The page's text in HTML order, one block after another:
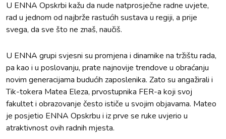
U ENNA Opskrbi kažu da nude natprosječne radne uvjete,
rad u jednom od najbrže rastućih sustava u regiji, a prije
svega, da sve što ne znaš, naučiš.
U ENNA grupi svjesni su promjena i dinamike na tržištu rada,
pa kao i u poslovanju, prate najnovije trendove u obraćanju
novim generacijama budućih zaposlenika. Zato su angažirali i
Tik-tokera Matea Eleza, prvostupnika FER-a koji svoj
fakultet i obrazovanje često ističe u svojim objavama. Mateo
je posjetio ENNA Opskrbu i iz prve se ruke uvjerio u
atraktivnost ovih radnih mjesta.